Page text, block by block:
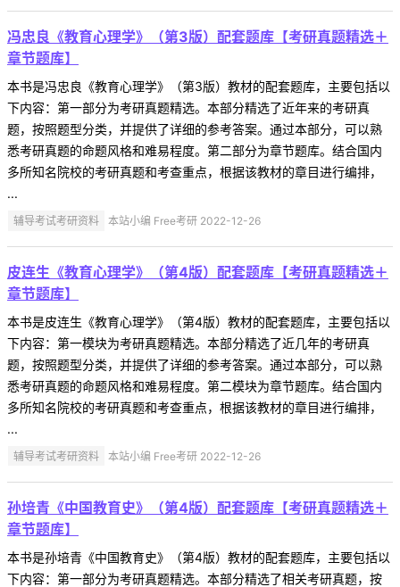
冯忠良《教育心理学》（第3版）配套题库【考研真题精选＋
章节题库】
本书是冯忠良《教育心理学》（第3版）教材的配套题库，主要包括以
下内容：第一部分为考研真题精选。本部分精选了近年来的考研真
题，按照题型分类，并提供了详细的参考答案。通过本部分，可以熟
悉考研真题的命题风格和难易程度。第二部分为章节题库。结合国内
多所知名院校的考研真题和考查重点，根据该教材的章目进行编排，
...
辅导考试考研资料 本站小编 Free考研 2022-12-26
皮连生《教育心理学》（第4版）配套题库【考研真题精选＋
章节题库】
本书是皮连生《教育心理学》（第4版）教材的配套题库，主要包括以
下内容：第一模块为考研真题精选。本部分精选了近几年的考研真
题，按照题型分类，并提供了详细的参考答案。通过本部分，可以熟
悉考研真题的命题风格和难易程度。第二模块为章节题库。结合国内
多所知名院校的考研真题和考查重点，根据该教材的章目进行编排，
...
辅导考试考研资料 本站小编 Free考研 2022-12-26
孙培青《中国教育史》（第4版）配套题库【考研真题精选＋
章节题库】
本书是孙培青《中国教育史》（第4版）教材的配套题库，主要包括以
下内容：第一部分为考研真题精选。本部分精选了相关考研真题，按